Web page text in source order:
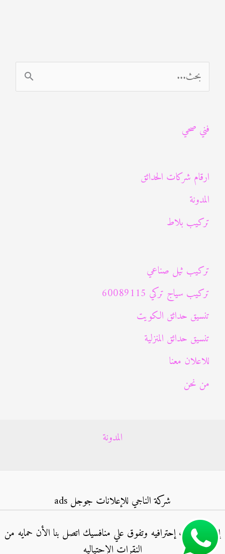
ل
ح
ع
ن
فني صحي
ارقام شركات الحدائق
المدونة
تركيب بلاط
تركيب ثيل صناعي
تركيب سياج تركي 60089115
تنسيق حدائق الكويت
تنسيق حدائق المنزلية
للاعلان معنا
من نحن
المدونة
شركة الناجي للإعلانات جوجل ads
إنشاء حملات إحترافيه وتفوق علي منافسيك اتصل بنا الأن حمايه من
النقرات الإحتياليه